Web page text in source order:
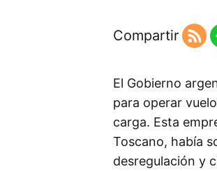
Compartir
El Gobierno
para operar
carga. Esta
Toscano, había
desregulación y